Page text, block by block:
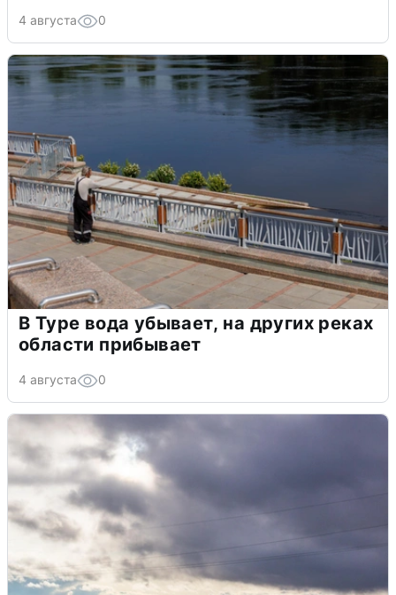
4 августа 0
В Туре вода убывает, на других реках
области прибывает
4 августа 0